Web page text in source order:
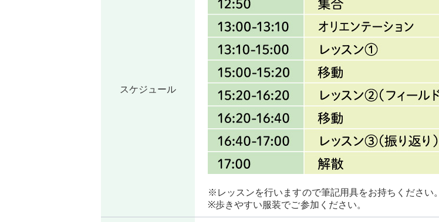
スケジュール
※レッスンを行いますので筆記用具をお持ちください。
※歩きやすい服装でご参加ください。